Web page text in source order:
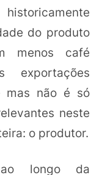
do produto
menos café
mas não é só
neste
o produtor.
longo da